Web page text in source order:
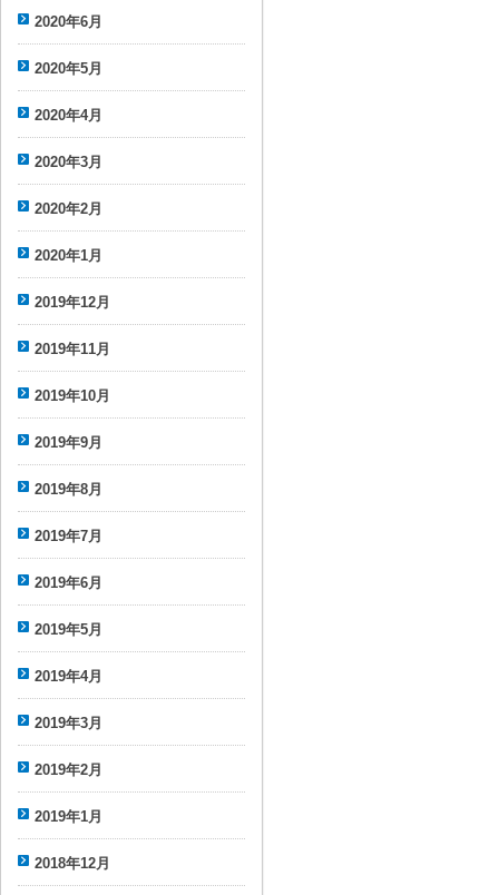
2020年6月
2020年5月
2020年4月
2020年3月
2020年2月
2020年1月
2019年12月
2019年11月
2019年10月
2019年9月
2019年8月
2019年7月
2019年6月
2019年5月
2019年4月
2019年3月
2019年2月
2019年1月
2018年12月